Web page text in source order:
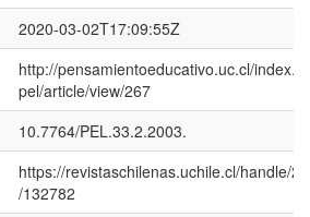
2020-03-02T17:09:55Z
http://pensamientoeducativo.uc.cl/
pel/article/view/267
10.7764/PEL.33.2.2003.
https://revistaschilenas.uchile.cl/handle/
/132782